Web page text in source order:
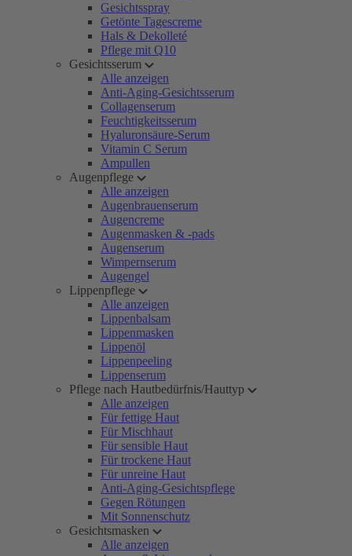
Gesichtsspray
Getönte Tagescreme
Hals & Dekolleté
Pflege mit Q10
Gesichtsserum
Alle anzeigen
Anti-Aging-Gesichtsserum
Collagenserum
Feuchtigkeitsserum
Hyaluronsäure-Serum
Vitamin C Serum
Ampullen
Augenpflege
Alle anzeigen
Augenbrauenserum
Augencreme
Augenmasken & -pads
Augenserum
Wimpernserum
Augengel
Lippenpflege
Alle anzeigen
Lippenbalsam
Lippenmasken
Lippenöl
Lippenpeeling
Lippenserum
Pflege nach Hautbedürfnis/Hauttyp
Alle anzeigen
Für fettige Haut
Für Mischhaut
Für sensible Haut
Für trockene Haut
Für unreine Haut
Anti-Aging-Gesichtspflege
Gegen Rötungen
Mit Sonnenschutz
Gesichtsmasken
Alle anzeigen